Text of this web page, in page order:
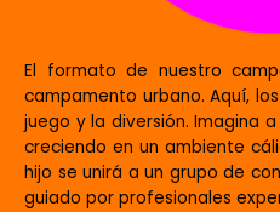
El formato de nuestro
campamento urbano. Aquí,
juego y la diversión. Imagina
creciendo en un ambiente
hijo se unirá a un grupo de
guiado por profesionales